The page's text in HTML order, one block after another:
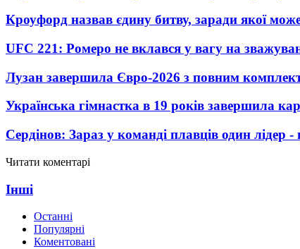
Кроуфорд назвав єдину битву, заради якої
UFC 221: Ромеро не вклався у вагу на
Лузан завершила Євро-2026 з повним
Українська гімнастка в 19 років завершила
Сердінов: Зараз у команді плавців один
Читати коментарі
Інші
Останні
Популярні
Коментовані